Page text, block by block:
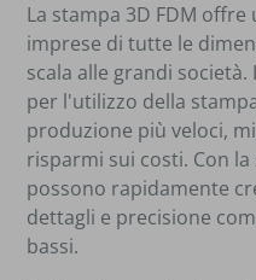
La stampa 3D FDM
imprese di tutte le
scala alle grandi
per l'utilizzo della
produzione più veloci,
risparmi sui costi. Con la
possono rapidamente
dettagli e precisione
bassi.